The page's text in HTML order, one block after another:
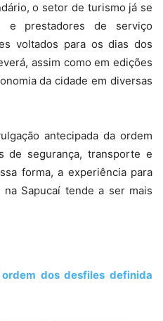
o setor de turismo já se
e prestadores de serviço
voltados para os dias dos
assim como em edições
da cidade em diversas
antecipada da ordem
de segurança, transporte e
forma, a experiência para
Sapucaí tende a ser mais
dos desfiles definida